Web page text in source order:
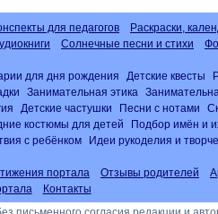
для педагогов Раскраски,
Солнечные песни и стихи
для дня рождения Детские квесты
Занимательная этика
Детские частушки Песни с нотами
костюмы для детей Подбор имён и
с ребёнком Идеи рукоделия и
портала Отзывы родителей
Контакты